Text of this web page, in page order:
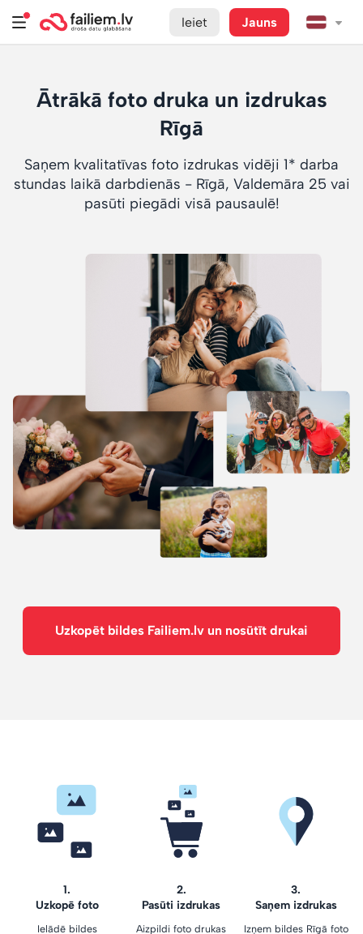
Ieiet Jauns
Ātrākā foto druka un izdrukas
Rīgā
Saņem kvalitatīvas foto izdrukas vidēji 1* darba
stundas laikā darbdienās - Rīgā, Valdemāra 25 vai
pasūti piegādi visā pausaulē!
Uzkopēt bildes Failiem.lv un nosūtīt drukai
1.
Uzkopē foto
2.
Pasūti izdrukas
3.
Saņem izdrukas
Ielādē bildes
Aizpildi foto drukas
Izņem bildes Rīgā foto